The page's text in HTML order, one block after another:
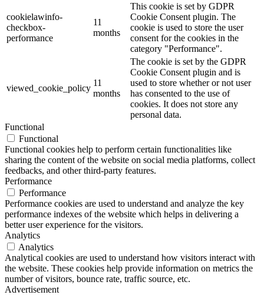
cookielawinfo-
checkbox-
performance
11
months
This cookie is set by GDPR
Cookie Consent plugin. The
cookie is used to store the user
consent for the cookies in the
category "Performance".
viewed_cookie_policy
11
months
The cookie is set by the GDPR
Cookie Consent plugin and is
used to store whether or not user
has consented to the use of
cookies. It does not store any
personal data.
Functional
Functional
Functional cookies help to perform certain functionalities like
sharing the content of the website on social media platforms, collect
feedbacks, and other third-party features.
Performance
Performance
Performance cookies are used to understand and analyze the key
performance indexes of the website which helps in delivering a
better user experience for the visitors.
Analytics
Analytics
Analytical cookies are used to understand how visitors interact with
the website. These cookies help provide information on metrics the
number of visitors, bounce rate, traffic source, etc.
Advertisement